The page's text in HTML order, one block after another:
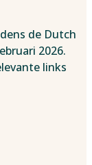
de Dutch
2026.
links